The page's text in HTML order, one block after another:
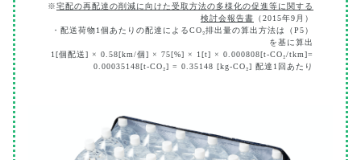
※宅配の再配達の削減に向けた受取方法の多様化の促進等に関する
検討会報告書 （2015年9月）
・配送荷物1個あたりの配達によるCO₂排出量の算出方法は（P5）
を基に算出
1[個配送] × 0.58[km/個] × 75[%] × 1[t] × 0.000808[t-CO₂/tkm]=
0.00035148[t-CO₂] = 0.35148 [kg-CO₂] 配達1回あたり